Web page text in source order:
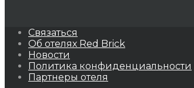
Связаться
Об отелях Red Brick
Новости
Политика конфиденциальности
Партнеры отеля